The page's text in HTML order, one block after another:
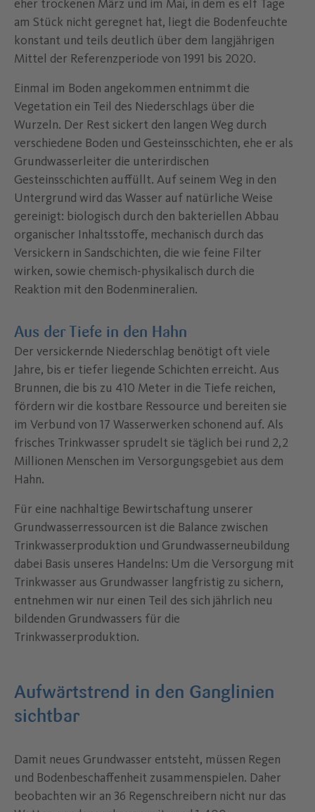
eher trockenen März und im Mai, in dem es elf Tage
am Stück nicht geregnet hat, liegt die Bodenfeuchte
konstant und teils deutlich über dem langjährigen
Mittel der Referenzperiode von 1991 bis 2020.
Einmal im Boden angekommen entnimmt die
Vegetation ein Teil des Niederschlags über die
Wurzeln. Der Rest sickert den langen Weg durch
verschiedene Boden und Gesteinsschichten, ehe er als
Grundwasserleiter die unterirdischen
Gesteinsschichten auffüllt. Auf seinem Weg in den
Untergrund wird das Wasser auf natürliche Weise
gereinigt: biologisch durch den bakteriellen Abbau
organischer Inhaltsstoffe, mechanisch durch das
Versickern in Sandschichten, die wie feine Filter
wirken, sowie chemisch-physikalisch durch die
Reaktion mit den Bodenmineralien.
Aus der Tiefe in den Hahn
Der versickernde Niederschlag benötigt oft viele
Jahre, bis er tiefer liegende Schichten erreicht. Aus
Brunnen, die bis zu 410 Meter in die Tiefe reichen,
fördern wir die kostbare Ressource und bereiten sie
im Verbund von 17 Wasserwerken schonend auf. Als
frisches Trinkwasser sprudelt sie täglich bei rund 2,2
Millionen Menschen im Versorgungsgebiet aus dem
Hahn.
Für eine nachhaltige Bewirtschaftung unserer
Grundwasserressourcen ist die Balance zwischen
Trinkwasserproduktion und Grundwasserneubildung
dabei Basis unseres Handelns: Um die Versorgung mit
Trinkwasser aus Grundwasser langfristig zu sichern,
entnehmen wir nur einen Teil des sich jährlich neu
bildenden Grundwassers für die
Trinkwasserproduktion.
Aufwärtstrend in den Ganglinien
sichtbar
Damit neues Grundwasser entsteht, müssen Regen
und Bodenbeschaffenheit zusammenspielen. Daher
beobachten wir an 36 Regenschreibern nicht nur das